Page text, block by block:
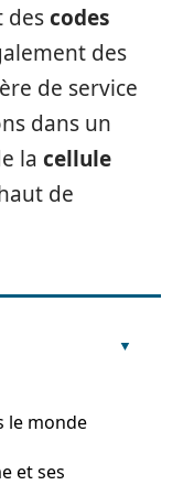
descodes
des
de service
dans un
la cellule
de
le monde
et ses